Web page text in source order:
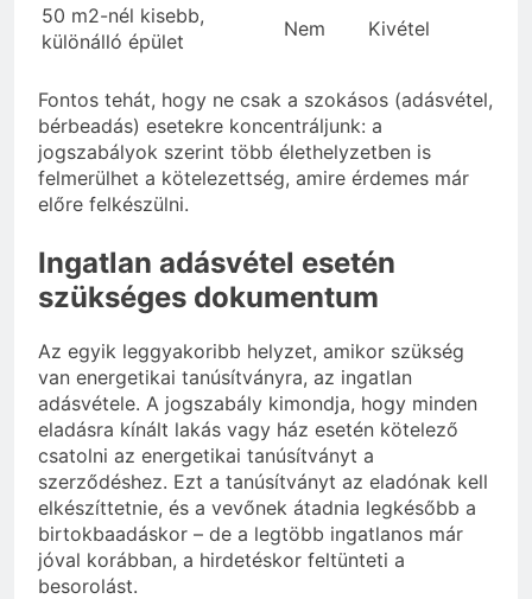
50 m2-nél kisebb,
különálló épület
Nem Kivétel
Fontos tehát, hogy ne csak a szokásos (adásvétel,
bérbeadás) esetekre koncentráljunk: a
jogszabályok szerint több élethelyzetben is
felmerülhet a kötelezettség, amire érdemes már
előre felkészülni.
Ingatlan adásvétel esetén
szükséges dokumentum
Az egyik leggyakoribb helyzet, amikor szükség
van energetikai tanúsítványra, az ingatlan
adásvétele. A jogszabály kimondja, hogy minden
eladásra kínált lakás vagy ház esetén kötelező
csatolni az energetikai tanúsítványt a
szerződéshez. Ezt a tanúsítványt az eladónak kell
elkészíttetnie, és a vevőnek átadnia legkésőbb a
birtokbaadáskor – de a legtöbb ingatlanos már
jóval korábban, a hirdetéskor feltünteti a
besorolást.